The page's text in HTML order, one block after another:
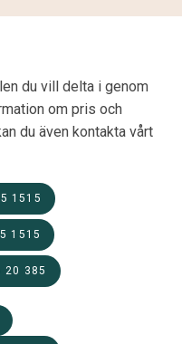
du vill delta i genom
om pris och
du även kontakta vårt
1515
1515
20 385